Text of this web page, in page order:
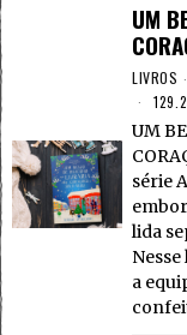
UM
LIVROS
UM
série
lida
a